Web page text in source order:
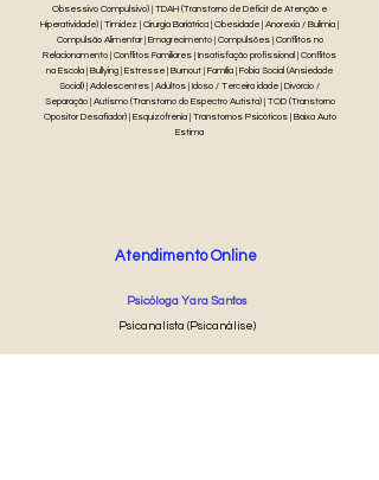
Obsessivo Compulsivo) | TDAH (Transtorno de Déficit de Atenção e
Hiperatividade) | Timidez | Cirurgia Bariátrica | Obesidade | Anorexia / Bulimia |
Compulsão Alimentar | Emagrecimento | Compulsões | Conflitos no
Relacionamento | Conflitos Familiares | Insatisfação profissional | Conflitos
na Escola | Bullying | Estresse | Burnout | Família | Fobia Social (Ansiedade
Social) | Adolescentes | Adultos | Idoso / Terceira idade | Divórcio /
Separação | Autismo (Transtorno do Espectro Autista) | TOD (Transtorno
Opositor Desafiador) | Esquizofrenia | Transtornos Psicóticos | Baixa Auto
Estima
Atendimento Online
Psicóloga Yara Santos
Psicanalista (Psicanálise)